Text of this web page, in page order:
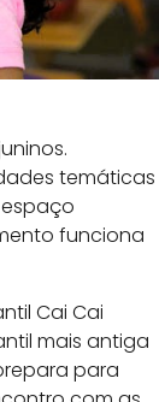
temáticas
funciona
Cai Cai
mais antiga
para